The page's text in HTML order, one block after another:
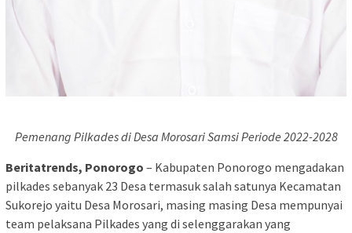
Pemenang Pilkades di Desa Morosari Samsi Periode 2022-2028
Beritatrends, Ponorogo – Kabupaten Ponorogo mengadakan
pilkades sebanyak 23 Desa termasuk salah satunya Kecamatan
Sukorejo yaitu Desa Morosari, masing masing Desa mempunyai
team pelaksana Pilkades yang di selenggarakan yang